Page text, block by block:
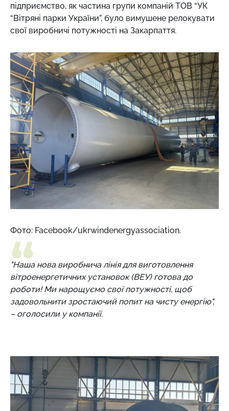
підприємство, як частина групи компаній ТОВ “УК
“Вітряні парки України”, було вимушене релокувати
свої виробничі потужності на Закарпаття.
Фото: Facebook/ukrwindenergyassociation.
"Наша нова виробнича лінія для виготовлення
вітроенергетичних установок (ВЕУ) готова до
роботи! Ми нарощуємо свої потужності, щоб
задовольнити зростаючий попит на чисту енергію",
– оголосили у компанії.